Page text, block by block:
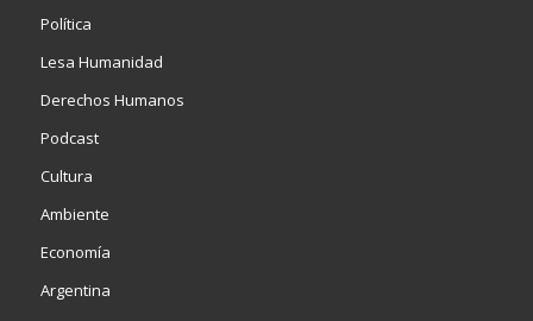
Política
Lesa Humanidad
Derechos Humanos
Podcast
Cultura
Ambiente
Economía
Argentina